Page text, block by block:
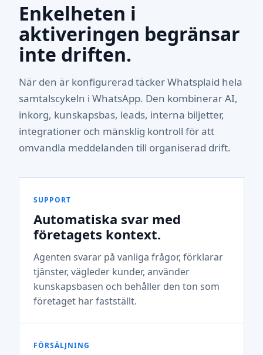
Enkelheten i
aktiveringen begränsar
inte driften.
När den är konfigurerad täcker Whatsplaid hela
samtalscykeln i WhatsApp. Den kombinerar AI,
inkorg, kunskapsbas, leads, interna biljetter,
integrationer och mänsklig kontroll för att
omvandla meddelanden till organiserad drift.
SUPPORT
Automatiska svar med
företagets kontext.
Agenten svarar på vanliga frågor, förklarar
tjänster, vägleder kunder, använder
kunskapsbasen och behåller den ton som
företaget har fastställt.
FÖRSÄLJNING